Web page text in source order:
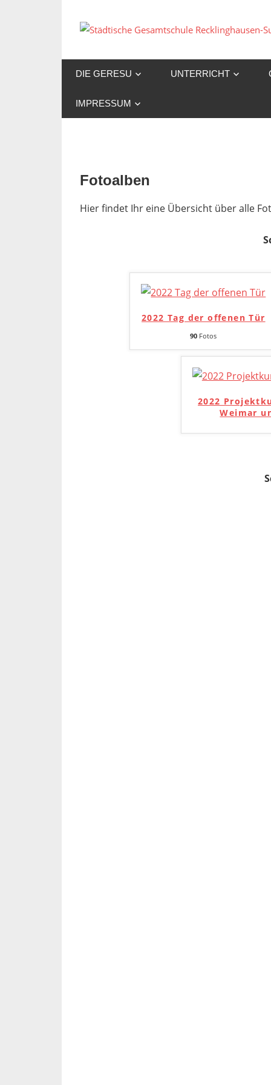
Inhalt
DIE GERESU UNTERRICHT
IMPRESSUM
Fotoalben
Hier findet Ihr eine Übersicht über alle
2022 Tag der offenen Tür
90 Fotos
2022
Weimar